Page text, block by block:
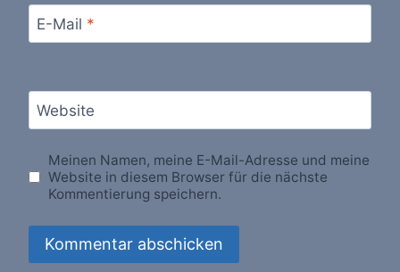
E-Mail *
Website
Meinen Namen, meine E-Mail-Adresse und meine
Website in diesem Browser für die nächste
Kommentierung speichern.